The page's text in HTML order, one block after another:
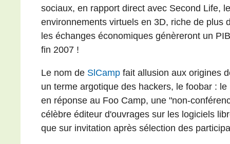
sociaux, en rapport direct avec Second Life,
environnements virtuels en 3D, riche de plus
les échanges économiques génèreront un
fin 2007 !
Le nom de SlCamp fait allusion aux origines
un terme argotique des hackers, le foobar : le
en réponse au Foo Camp, une "non-
célèbre éditeur d'ouvrages sur les logiciels
que sur invitation après sélection des